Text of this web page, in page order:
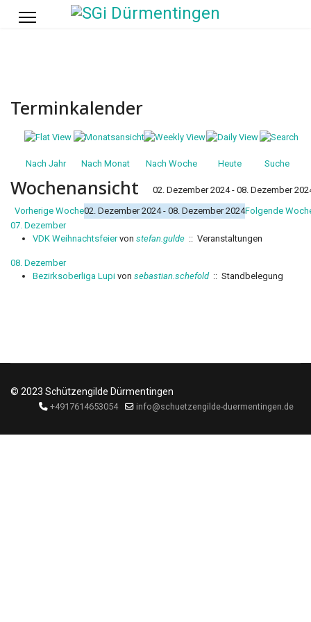
Terminkalender
Nach Jahr Nach Monat Nach Woche Heute Suche
Wochenansicht
02. Dezember 2024 - 08. Dezember
Vorherige Woche02. Dezember 2024 - 08. Dezember 2024Folgende
07. Dezember
VDK Weihnachtsfeiervon stefan.gulde :: Veranstaltungen
08. Dezember
Bezirksoberliga Lupi von sebastian.schefold:: Standbelegung
© 2023 Schützengilde Dürmentingen
+4917614653054 info@schuetzengilde-duermentingen.de